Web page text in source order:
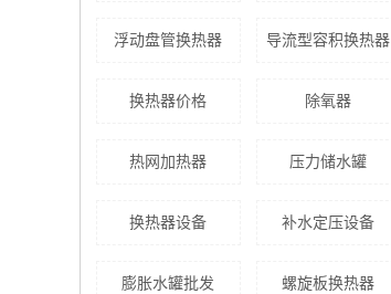
浮动盘管换热器 导流型容积换热器
换热器价格 除氧器
热网加热器 压力储水罐
换热器设备 补水定压设备
膨胀水罐批发 螺旋板换热器